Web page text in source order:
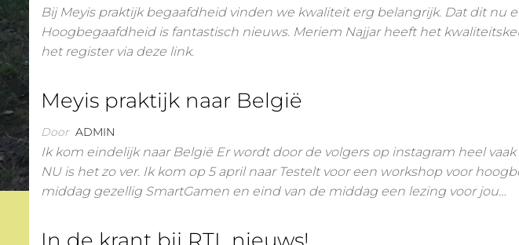
Bij Meyis praktijk begaafdheid vinden we kwaliteit erg belangrijk. Dat dit nu
Hoogbegaafdheid is fantastisch nieuws. Meriem Najjar heeft het
het register via deze link.
Meyis praktijk naar België
Door ADMIN
Ik kom eindelijk naar België Er wordt door de volgers op instagram heel
NU is het zo ver. Ik kom op 5 april naar Testelt voor een workshop voor
middag gezellig SmartGamen en eind van de middag een lezing voor jou…